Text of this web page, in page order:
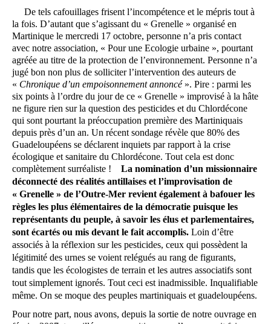
De tels cafouillages frisent l’incompétence et le mépris tout à
la fois. D’autant que s’agissant du « Grenelle » organisé en
Martinique le mercredi 17 octobre, personne n’a pris contact
avec notre association, « Pour une Ecologie urbaine », pourtant
agréée au titre de la protection de l’environnement. Personne n’a
jugé bon non plus de solliciter l’intervention des auteurs de
« Chronique d’un empoisonnement annoncé». Pire : parmi les
six points à l’ordre du jour de ce « Grenelle » improvisé à la hâte
ne figure rien sur la question des pesticides et du Chlordécone
qui sont pourtant la préoccupation première des Martiniquais
depuis près d’un an. Un récent sondage révèle que 80% des
Guadeloupéens se déclarent inquiets par rapport à la crise
écologique et sanitaire du Chlordécone. Tout cela est donc
complètement surréaliste !
La nomination d’un missionnaire
déconnecté des réalités antillaises et l’improvisation de
« Grenelle » de l’Outre-Mer revient également à bafouer les
règles les plus élémentaires de la démocratie puisque les
représentants du peuple, à savoir les élus et parlementaires,
sont écartés ou mis devant le fait accomplis. Loin d’être
associés à la réflexion sur les pesticides, ceux qui possèdent la
légitimité des urnes se voient relégués au rang de figurants,
tandis que les écologistes de terrain et les autres associatifs sont
tout simplement ignorés. Tout ceci est inadmissible. Inqualifiable
même. On se moque des peuples martiniquais et guadeloupéens.
Pour notre part, nous avons, depuis la sortie de notre ouvrage en